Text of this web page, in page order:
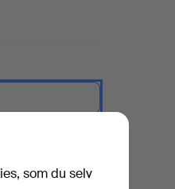
som du selv